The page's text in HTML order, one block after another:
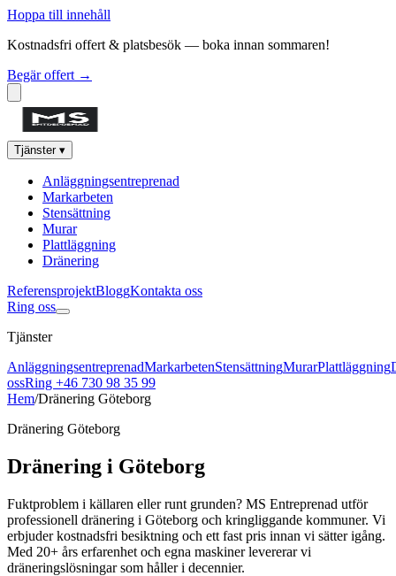
Hoppa till innehåll
Kostnadsfri offert & platsbesök — boka innan sommaren!
Begär offert →
Tjänster ▾
Anläggningsentreprenad
Markarbeten
Stensättning
Murar
Plattläggning
Dränering
ReferensprojektBloggKontakta oss
Ring oss
Tjänster
AnläggningsentreprenadMarkarbetenStensättningMurarPlattläggning
ossRing +46 730 98 35 99
Hem/Dränering Göteborg
Dränering Göteborg
Dränering i Göteborg
Fuktproblem i källaren eller runt grunden? MS Entreprenad utför
professionell dränering i Göteborg och kringliggande kommuner. Vi
erbjuder kostnadsfri besiktning och ett fast pris innan vi sätter igång.
Med 20+ års erfarenhet och egna maskiner levererar vi
dräneringslösningar som håller i decennier.